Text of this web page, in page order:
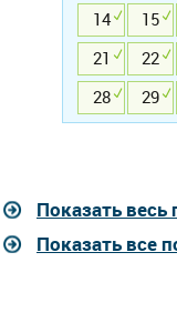
14
15
21
22
28
29
Показать
Показать все